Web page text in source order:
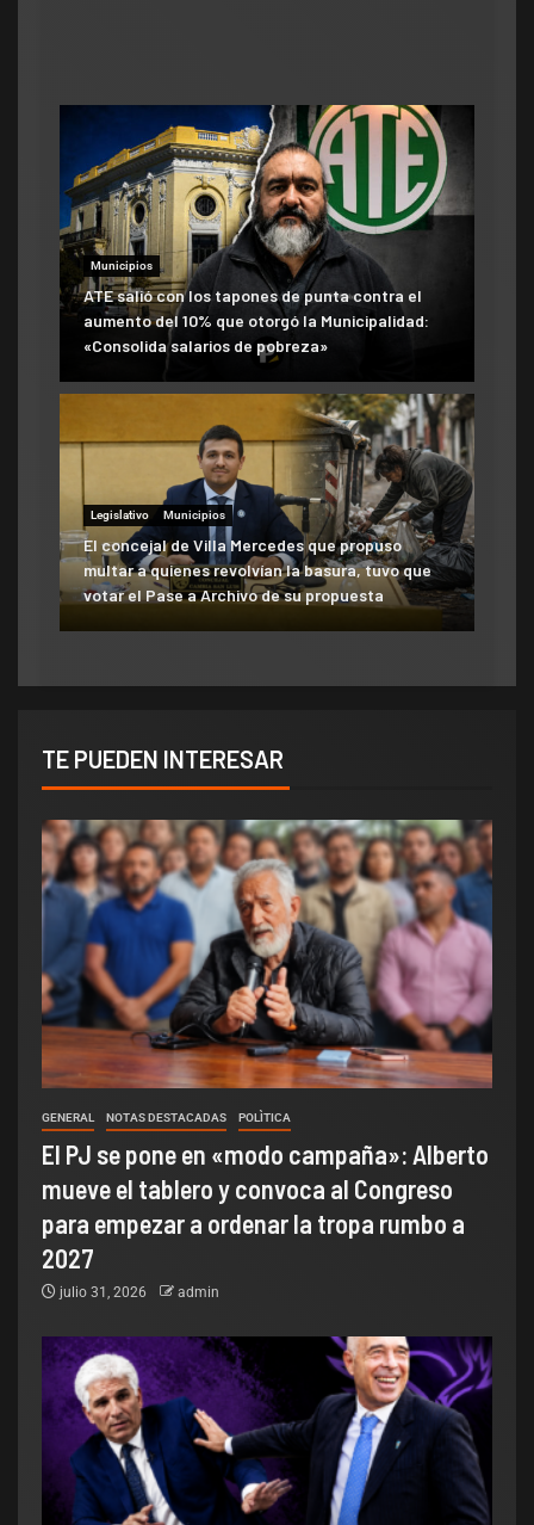
Municipios
ATE salió con los tapones de punta contra el
aumento del 10% que otorgó la Municipalidad:
«Consolida salarios de pobreza»
Legislativo Municipios
El concejal de Villa Mercedes que propuso
multar a quienes revolvían la basura, tuvo que
votar el Pase a Archivo de su propuesta
TE PUEDEN INTERESAR
GENERAL NOTAS DESTACADAS POLÌTICA
El PJ se pone en «modo campaña»: Alberto
mueve el tablero y convoca al Congreso
para empezar a ordenar la tropa rumbo a
2027
julio 31, 2026 admin